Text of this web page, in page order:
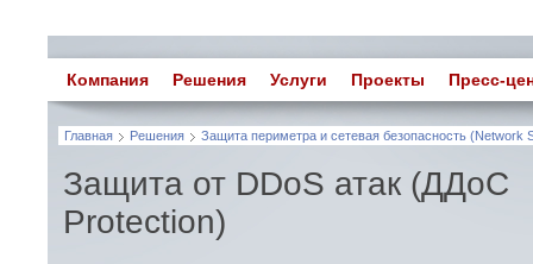
Компания Решения Услуги Проекты Пресс-
Главная Решения Защита периметра и сетевая безопасность (Network
Защита от DDoS атак (ДДоС
Protection)